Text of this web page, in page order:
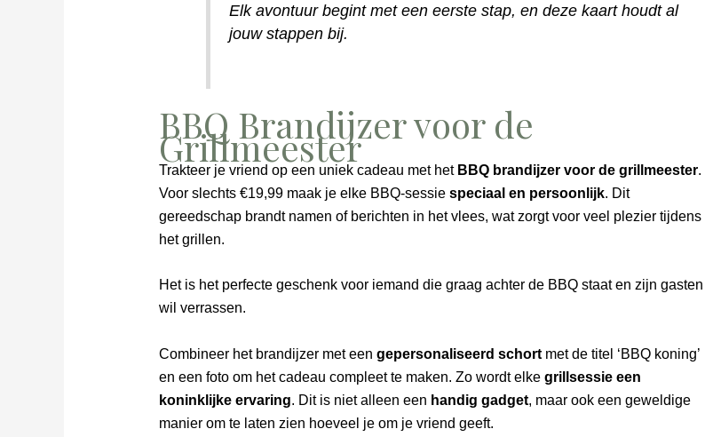
Elk avontuur begint met een eerste stap, en deze kaart houdt al
jouw stappen bij.
BBQ Brandijzer voor de
Grillmeester
Trakteer je vriend op een uniek cadeau met het BBQ brandijzer voor de grillmeester.
Voor slechts €19,99 maak je elke BBQ-sessie speciaal en persoonlijk. Dit
gereedschap brandt namen of berichten in het vlees, wat zorgt voor veel plezier tijdens
het grillen.
Het is het perfecte geschenk voor iemand die graag achter de BBQ staat en zijn gasten
wil verrassen.
Combineer het brandijzer met een gepersonaliseerd schortmet de titel ‘BBQ koning’
en een foto om het cadeau compleet te maken. Zo wordt elke grillsessie een
koninklijke ervaring. Dit is niet alleen een handig gadget, maar ook een geweldige
manier om te laten zien hoeveel je om je vriend geeft.